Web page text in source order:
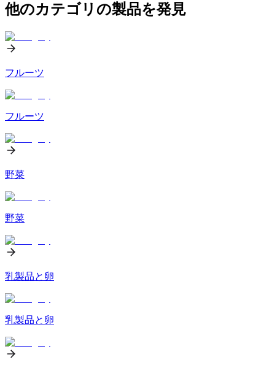
他のカテゴリの製品を発見
フルーツ
フルーツ
野菜
野菜
乳製品と卵
乳製品と卵